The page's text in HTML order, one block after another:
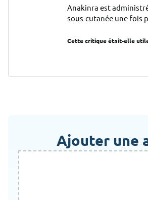
Anakinra est
sous-cutanée une fois
Cette critique était-elle
Ajouter une